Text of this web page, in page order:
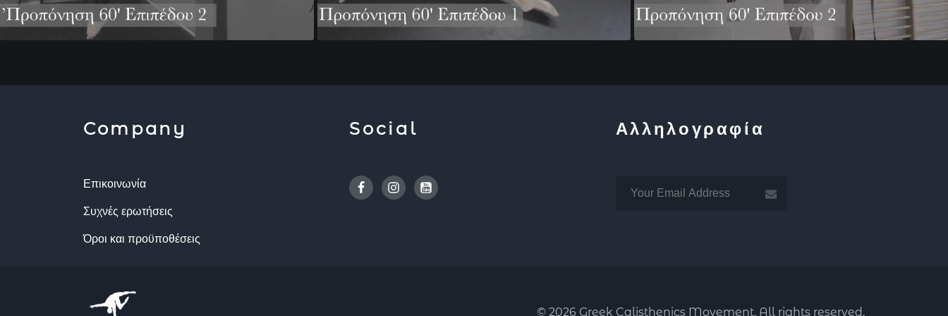
Company
Επικοινωνία
Συχνές ερωτήσεις
Όροι και προϋποθέσεις
Social
FacebookInstagramYoutube
Αλληλογραφία
© 2026 Greek Calisthenics Movement. All rights reserved.